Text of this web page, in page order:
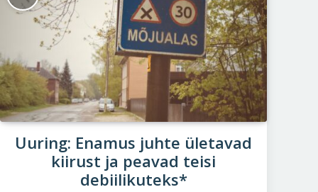
Uuring: Enamus juhte ületavad
kiirust ja peavad teisi
debiilikuteks*